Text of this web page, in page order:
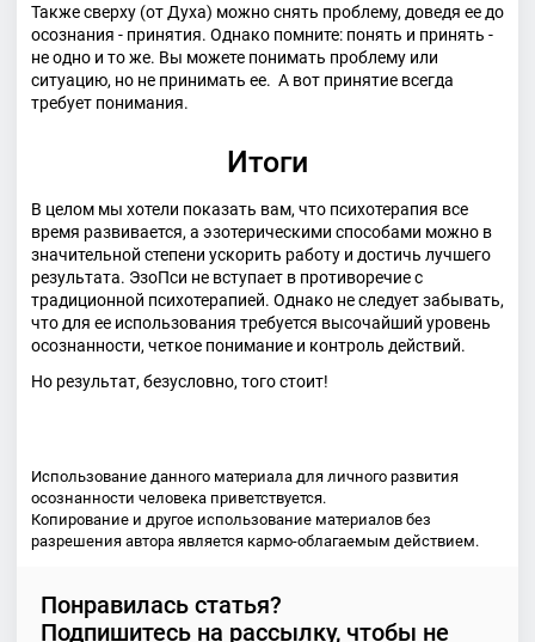
Также сверху (от Духа) можно снять проблему, доведя ее до
осознания - принятия. Однако помните: понять и принять -
не одно и то же. Вы можете понимать проблему или
ситуацию, но не принимать ее. А вот принятие всегда
требует понимания.
Итоги
В целом мы хотели показать вам, что психотерапия все
время развивается, а эзотерическими способами можно в
значительной степени ускорить работу и достичь лучшего
результата. ЭзоПси не вступает в противоречие с
традиционной психотерапией. Однако не следует забывать,
что для ее использования требуется высочайший уровень
осознанности, четкое понимание и контроль действий.
Но результат, безусловно, того стоит!
Использование данного материала для личного развития
осознанности человека приветствуется.
Копирование и другое использование материалов без
разрешения автора является кармо-облагаемым действием.
Понравилась статья?
Подпишитесь на рассылку, чтобы не